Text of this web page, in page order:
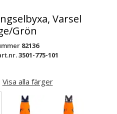
Varsel
Grön
82136
3501-775-101
Visa alla färger